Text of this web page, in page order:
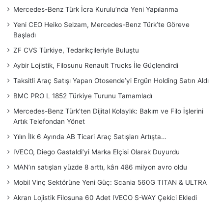
Mercedes-Benz Türk İcra Kurulu’nda Yeni Yapılanma
Yeni CEO Heiko Selzam, Mercedes-Benz Türk’te Göreve
Başladı
ZF CVS Türkiye, Tedarikçileriyle Buluştu
Aybir Lojistik, Filosunu Renault Trucks İle Güçlendirdi
Taksitli Araç Satışı Yapan Otosende’yi Ergün Holding Satın Aldı
BMC PRO L 1852 Türkiye Turunu Tamamladı
Mercedes-Benz Türk’ten Dijital Kolaylık: Bakım ve Filo İşlerini
Artık Telefondan Yönet
Yılın İlk 6 Ayında AB Ticari Araç Satışları Artışta…
IVECO, Diego Gastaldi’yi Marka Elçisi Olarak Duyurdu
MAN’ın satışları yüzde 8 arttı, kârı 486 milyon avro oldu
Mobil Vinç Sektörüne Yeni Güç: Scania 560G TITAN & ULTRA
Akran Lojistik Filosuna 60 Adet IVECO S-WAY Çekici Ekledi